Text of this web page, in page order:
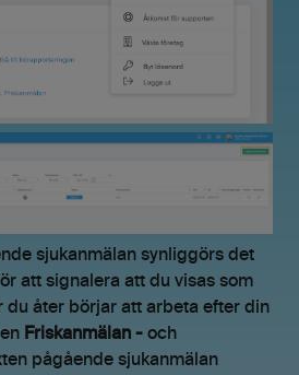
sjukanmälan synliggörs det
att signalera att du visas som
du åter börjar att arbeta efter din
Friskanmälan - och
pågående sjukanmälan